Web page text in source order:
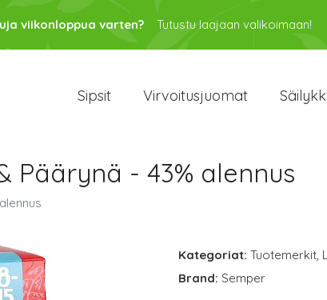
viikonloppua varten? Tutustu laajaan valikoimaan!
Sipsit Virvoitusjuomat
Päärynä - 43% alennus
Kategoriat: Tuotemerkit,
Brand: Semper